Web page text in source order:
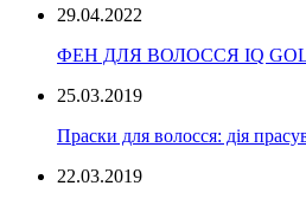
29.04.2022
ФЕН ДЛЯ ВОЛОССЯ IQ
25.03.2019
Праски для волосся: дія
22.03.2019